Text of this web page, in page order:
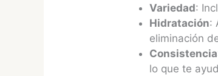
Variedad:
Hidratación:
eliminación
Consistencia
lo que te